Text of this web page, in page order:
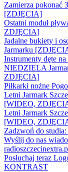
Zamierza pokonać
[ZDJĘCIA]
Ostatni moduł
ZDJĘCIA]
Jadalne bukiety i
Jarmarku
Instrumenty dęte
NIEDZIELA
ZDJĘCIA]
Piłkarki nożne
Letni Jarmark
[WIDEO,
Letni Jarmark
[WIDEO,
Zadzwoń do
Wyślij do nas
Posłuchaj teraz
KONTRAST